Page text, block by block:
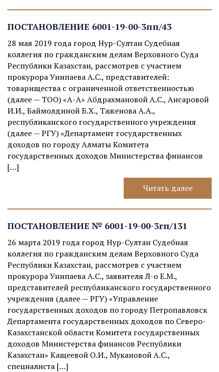
ПОСТАНОВЛЕНИЕ 6001-19-00-3пп/43
28 мая 2019 года город Нур-Султан Судебная
коллегия по гражданским делам Верховного Суда
Республики Казахстан, рассмотрев с участием
прокурора Унипаева А.С., представителей:
товарищества с ограниченной ответственностью
(далее — ТОО) «А-А» Абдрахмановой А.С., Ансаровой
И.И., Баймолдиной Б.Х., Таженова А.А.,
республиканского государственного учреждения
(далее — РГУ) «Департамент государственных
доходов по городу Алматы Комитета
государственных доходов Министерства финансов
[…]
Читать далее
ПОСТАНОВЛЕНИЕ № 6001-19-00-3гп/131
26 марта 2019 года город Нур-Султан Судебная
коллегия по гражданским делам Верховного Суда
Республики Казахстан, рассмотрев с участием
прокурора Унипаева А.С., заявителя Л-о Е.М.,
представителей республиканского государственного
учреждения (далее — РГУ) «Управление
государственных доходов по городу Петропавловск
Департамента государственных доходов по Северо-
Казахстанской области Комитета государственных
доходов Министерства финансов Республики
Казахстан» Кащеевой О.И., Мукановой А.С.,
специалиста […]